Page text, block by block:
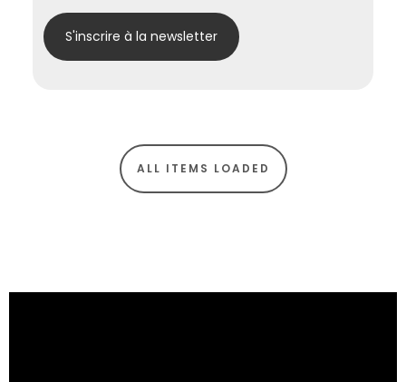
ALL ITEMS LOADED